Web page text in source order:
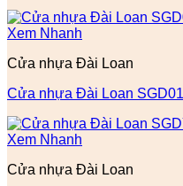
Xem Nhanh
Cửa nhựa Đài Loan
Cửa nhựa Đài Loan
Xem Nhanh
Cửa nhựa Đài Loan